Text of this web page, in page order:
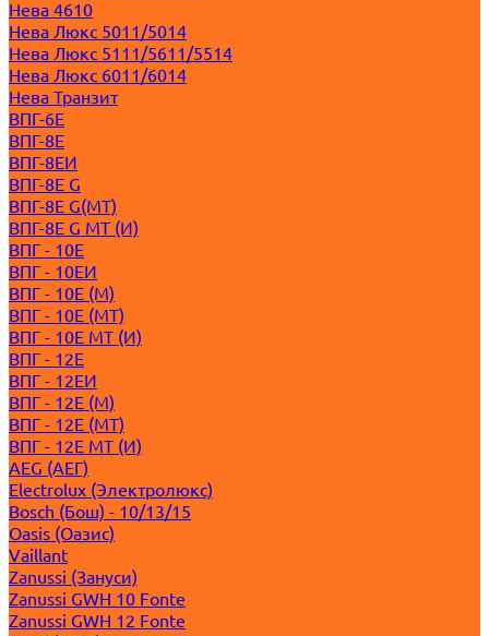
Нева 4610
Нева Люкс 5011/5014
Нева Люкс 5111/5611/5514
Нева Люкс 6011/6014
Нева Транзит
ВПГ-6Е
ВПГ-8Е
ВПГ-8ЕИ
ВПГ-8Е G
ВПГ-8Е G(MT)
ВПГ-8Е G MT (И)
ВПГ - 10Е
ВПГ - 10ЕИ
ВПГ - 10Е (M)
ВПГ - 10Е (MT)
ВПГ - 10Е MT (И)
ВПГ - 12Е
ВПГ - 12ЕИ
ВПГ - 12Е (M)
ВПГ - 12Е (MT)
ВПГ - 12Е MT (И)
AEG (АЕГ)
Electrolux (Электролюкс)
Bosch (Бош) - 10/13/15
Oasis (Оазис)
Vaillant
Zanussi (Зануси)
Zanussi GWH 10 Fonte
Zanussi GWH 12 Fonte